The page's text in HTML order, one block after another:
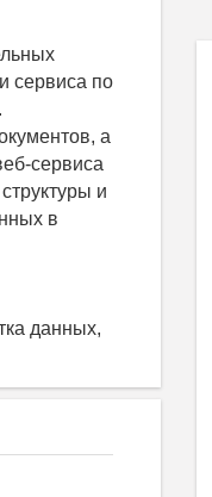
сервиса по
а
сервиса
и
в
данных,